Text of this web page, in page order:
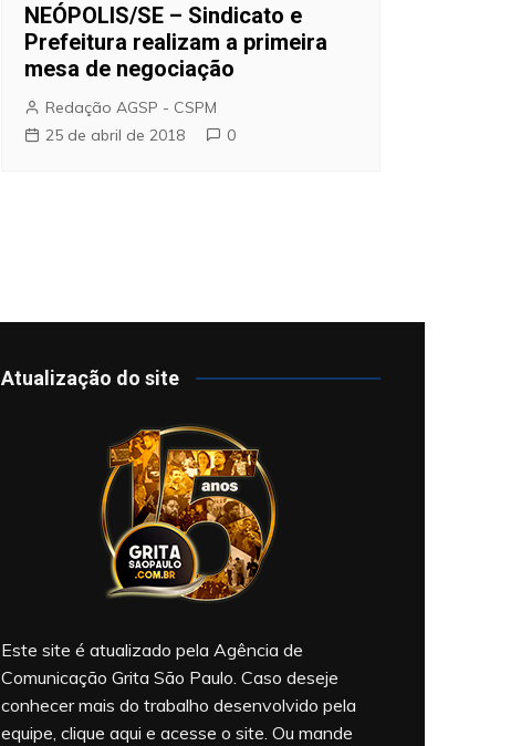
NEÓPOLIS/SE – Sindicato e
Prefeitura realizam a primeira
mesa de negociação
Redação AGSP - CSPM
25 de abril de 2018
0
Atualização do site
Este site é atualizado pela Agência de
Comunicação Grita São Paulo. Caso deseje
conhecer mais do trabalho desenvolvido pela
equipe, clique aqui e acesse o site. Ou mande